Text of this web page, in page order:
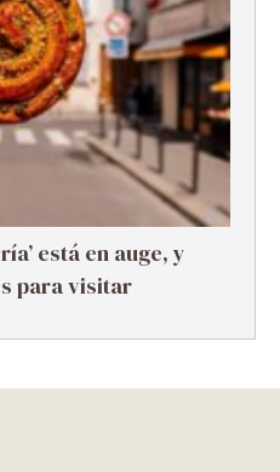
está en auge, y
para visitar